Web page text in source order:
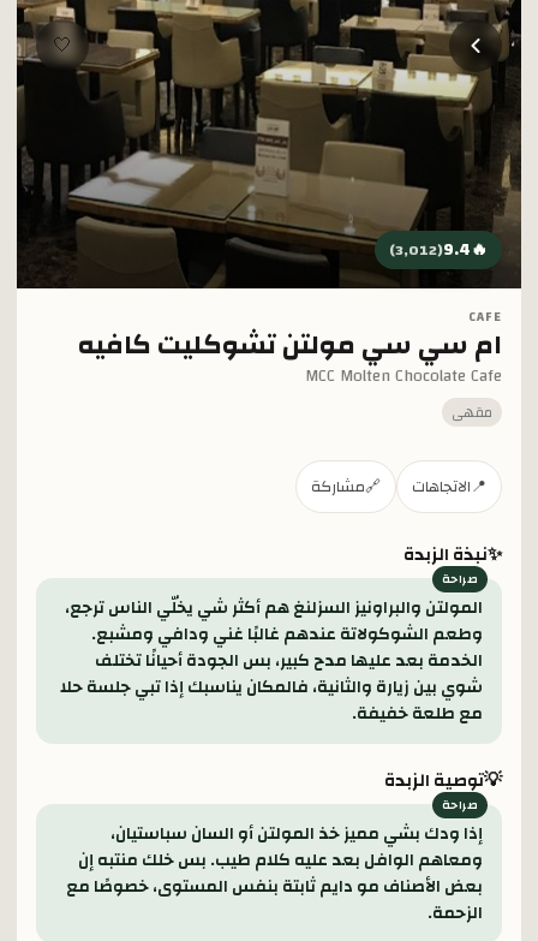
تخطي إلى المحتوى الرئيسي
🤍
🔥
9.4
(
3,012
)
CAFE
ام سي سي مولتن تشوكليت كافيه
MCC Molten Chocolate Cafe
مقهى
📍الاتجاهات 🔗مشاركة
✨نبذة الزبدة
المولتن والبراونيز السزلنغ هم أكثر شي يخلّي الناس ترجع،
وطعم الشوكولاتة عندهم غالبًا غني ودافي ومشبع.
الخدمة بعد عليها مدح كبير، بس الجودة أحيانًا تختلف
شوي بين زيارة والثانية، فالمكان يناسبك إذا تبي جلسة حلا
مع طلعة خفيفة.
💡توصية الزبدة
إذا ودك بشي مميز خذ المولتن أو السان سباستيان،
ومعاهم الوافل بعد عليه كلام طيب. بس خلك منتبه إن
بعض الأصناف مو دايم ثابتة بنفس المستوى، خصوصًا مع
الزحمة.